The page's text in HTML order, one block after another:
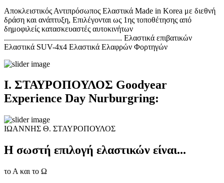
Αποκλειστικός Αντιπρόσωπος Ελαστικά Made in Korea με διεθνή
δράση και ανάπτυξη, Επιλέγονται ως 1ης τοποθέτησης από
δημοφιλείς κατασκευαστές αυτοκινήτων
........................................................... Ελαστικά επιβατικών
Ελαστικά SUV-4x4 Ελαστικά Ελαφρών Φορτηγών
Ι. ΣΤΑΥΡΟΠΟΥΛΟΣ Goodyear
Experience Day Nurburgring:
ΙΩΑΝΝΗΣ Θ. ΣΤΑΥΡΟΠΟΥΛΟΣ
Η σωστή επιλογή ελαστικών είναι...
το Α και το Ω